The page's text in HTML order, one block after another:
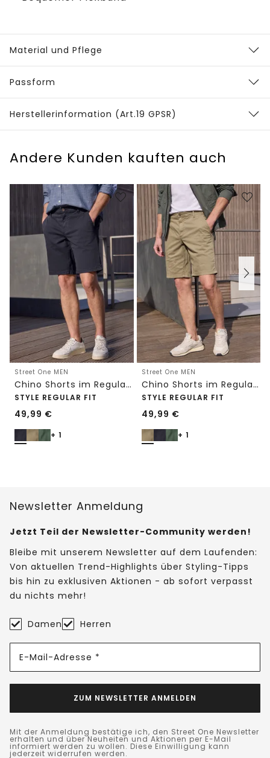
Material und Pflege
Passform
Herstellerinformation (Art.19 GPSR)
Andere Kunden kauften auch
Street One MEN
Chino Shorts im Regular Fit mit Flexbund
STYLE REGULAR FIT
49,99 €
+ 1
Street One MEN
Chino Shorts im Regular Fit mit Flexbund
STYLE REGULAR FIT
49,99 €
+ 1
Newsletter Anmeldung
Jetzt Teil der Newsletter-Community werden!
Bleibe mit unserem Newsletter auf dem Laufenden:
Von aktuellen Trend-Highlights über Styling-Tipps
bis hin zu exklusiven Aktionen - ab sofort verpasst
du nichts mehr!
Damen Herren
E-Mail-Adresse *
ZUM NEWSLETTER ANMELDEN
Mit der Anmeldung bestätige ich, den Street One Newsletter
erhalten und über Neuheiten und Aktionen per E-Mail
informiert werden zu wollen. Diese Einwilligung kann
jederzeit widerrufen werden.